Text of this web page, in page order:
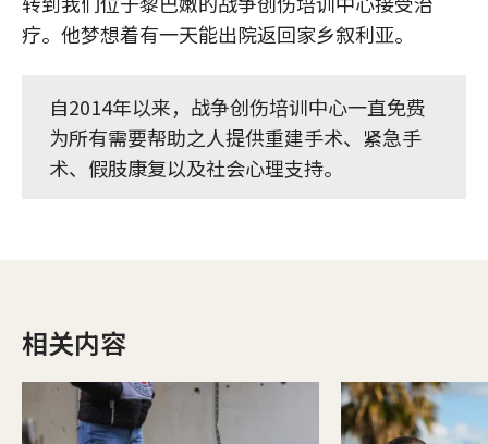
疗。他梦想着有一天能出院返回家乡叙利亚。
自2014年以来，战争创伤培训中心一直免费
为所有需要帮助之人提供重建手术、紧急手
术、假肢康复以及社会心理支持。
相关内容